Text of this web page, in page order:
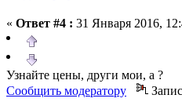
« Ответ #4 : 31 Января 2016,
Узнайте цены, други мои, а ?
Сообщить модератору